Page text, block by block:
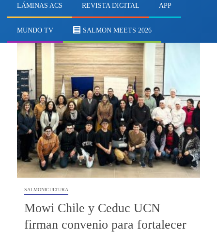
LÁMINAS ACS REVISTA DIGITAL APP
MUNDO TV SALMON MEETS 2026
UCN
SALMONICULTURA
Mowi Chile y Ceduc UCN
firman convenio para fortalecer